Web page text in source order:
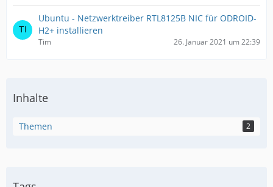
Ubuntu - Netzwerktreiber RTL8125B NIC für ODROID-
H2+ installieren
Tim 26. Januar 2021 um 22:39
Inhalte
Themen 2